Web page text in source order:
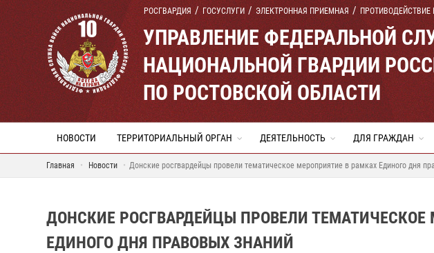
РОСГВАРДИЯ ГОСУСЛУГИ ЭЛЕКТРОННАЯ ПРИЕМНАЯ ПРОТИВОДЕЙСТВИЕ
УПРАВЛЕНИЕ ФЕДЕРАЛЬНОЙ
НАЦИОНАЛЬНОЙ ГВАРДИИ
ПО РОСТОВСКОЙ ОБЛАСТИ
НОВОСТИ ТЕРРИТОРИАЛЬНЫЙ ОРГАН ДЕЯТЕЛЬНОСТЬ ДЛЯ ГРАЖДАН
Главная Новости Донские росгвардейцы провели тематическое мероприятие в рамках Единого дня
ДОНСКИЕ РОСГВАРДЕЙЦЫ ПРОВЕЛИ ТЕМАТИЧЕСКОЕ
ЕДИНОГО ДНЯ ПРАВОВЫХ ЗНАНИЙ